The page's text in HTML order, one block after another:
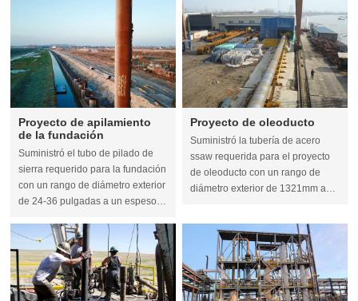
5L PSL1, con el grado X42.
Proyecto de apilamiento
de la fundación
Suministró el tubo de pilado de
sierra requerido para la fundación
con un rango de diámetro exterior
de 24-36 pulgadas a un espesor
Proyecto de oleoducto
Suministró la tubería de acero
ssaw requerida para el proyecto
de oleoducto con un rango de
diámetro exterior de 1321mm a